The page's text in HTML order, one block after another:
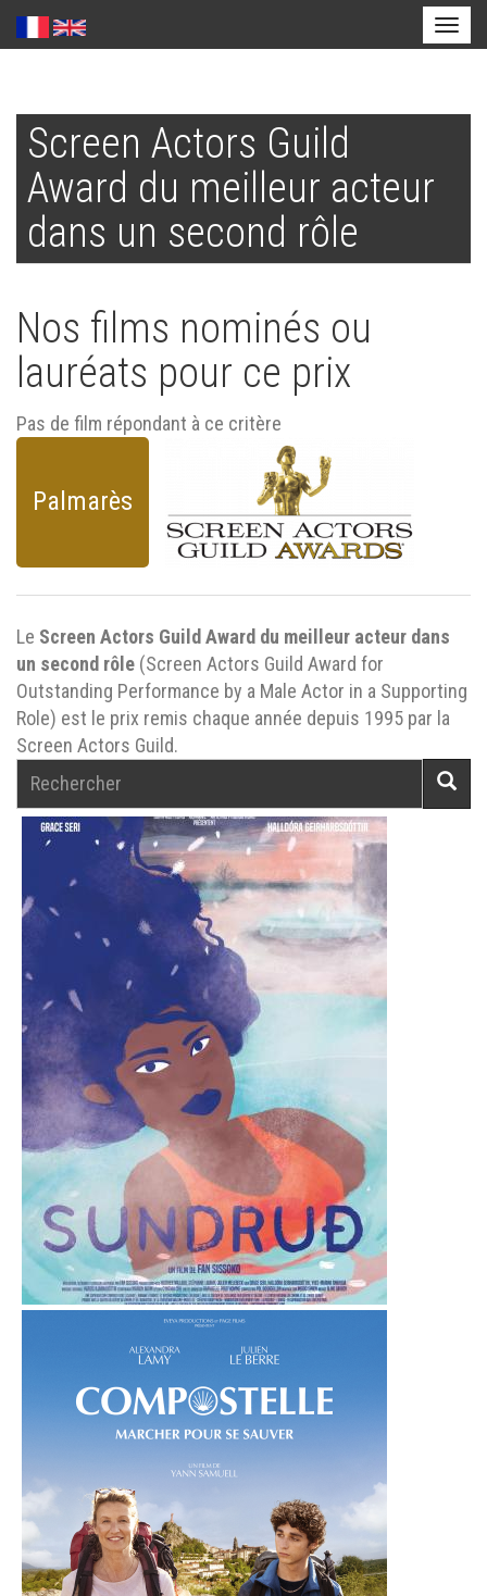
contenu
principal
Screen Actors Guild
Award du meilleur acteur
dans un second rôle
Nos films nominés ou
lauréats pour ce prix
Pas de film répondant à ce critère
Palmarès
Le Screen Actors Guild Award du meilleur acteur dans
un second rôle (Screen Actors Guild Award for
Outstanding Performance by a Male Actor in a Supporting
Role) est le prix remis chaque année depuis 1995 par la
Screen Actors Guild.